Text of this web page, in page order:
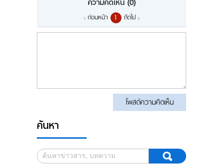
ก่อนหน้า 1 ถัดไป
โพสต์ความคิดเห็น
ค้นหา